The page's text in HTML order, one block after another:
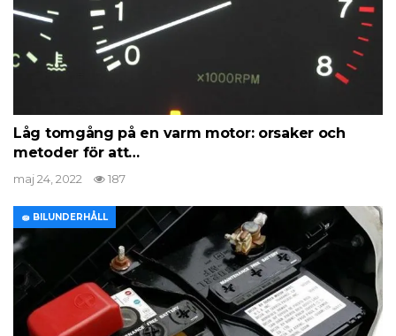
Låg tomgång på en varm motor: orsaker och
metoder för att…
maj 24, 2022 187
🧽 BILUNDERHÅLL